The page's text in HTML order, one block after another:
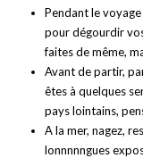
Pendant le
pour dégourdir
faites de même,
Avant de partir,
êtes à quelques
pays lointains,
A la mer, nagez,
lonnnnngues